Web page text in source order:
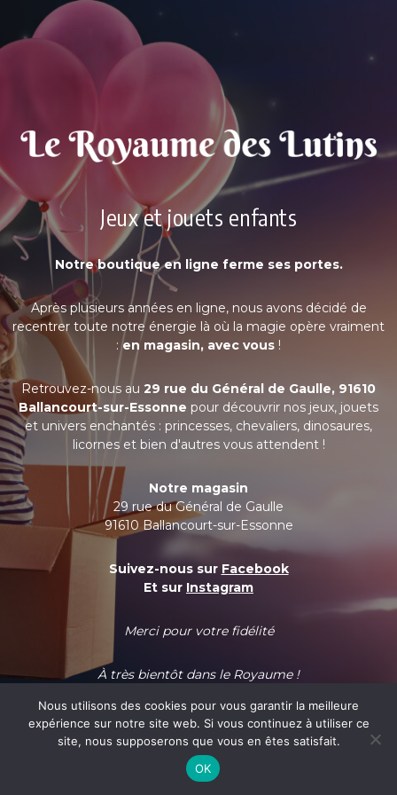
Jeux et jouets enfants
Notre boutique en ligne ferme ses portes.
Après plusieurs années en ligne, nous avons décidé de
recentrer toute notre énergie là où la magie opère vraiment
:en magasin, avec vous !
Retrouvez-nous au 29 rue du Général de Gaulle, 91610
Ballancourt-sur-Essonne pour découvrir nos jeux, jouets
et univers enchantés : princesses, chevaliers, dinosaures,
licornes et bien d'autres vous attendent !
Notre magasin
29 rue du Général de Gaulle
91610 Ballancourt-sur-Essonne
Suivez-nous sur Facebook
Et sur Instagram
Merci pour votre fidélité
À très bientôt dans le Royaume !
Nous utilisons des cookies pour vous garantir la meilleure
expérience sur notre site web. Si vous continuez à utiliser ce
site, nous supposerons que vous en êtes satisfait.
OK